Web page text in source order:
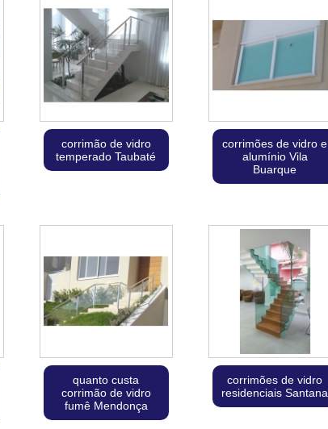
corrimão de vidro
temperado Taubaté
corrimões de vidro e
alumínio Vila
Buarque
quanto custa
corrimão de vidro
fumê Mendonça
corrimões de vidro
residenciais Santana